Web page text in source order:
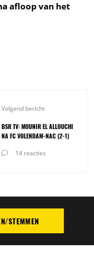
afloop van het
Volgend bericht
BSR TV: MOUNIR EL ALLOUCHI
NA FC VOLENDAM-NAC (2-1)
14 reacties
STEMMEN